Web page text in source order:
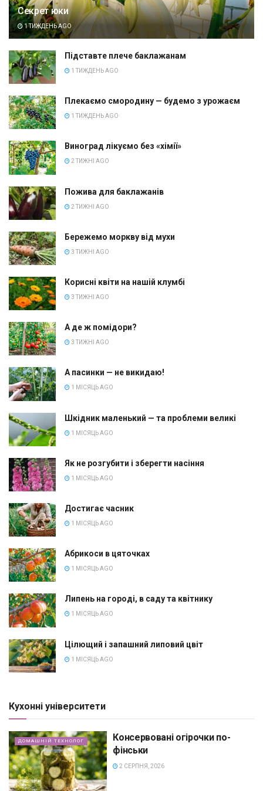
Секрет юки
1 ТИЖДЕНЬ AGO
Підставте плече баклажанам
1 ТИЖДЕНЬ AGO
Плекаємо смородину — будемо з урожаєм
1 ТИЖДЕНЬ AGO
Виноград лікуємо без «хімії»
2 ТИЖНІ AGO
Пожива для баклажанів
2 ТИЖНІ AGO
Бережемо моркву від мухи
3 ТИЖНІ AGO
Корисні квіти на нашій клумбі
3 ТИЖНІ AGO
А де ж помідори?
3 ТИЖНІ AGO
А пасинки — не викидаю!
1 МІСЯЦЬ AGO
Шкідник маленький — та проблеми великі
1 МІСЯЦЬ AGO
Як не розгубити і зберегти насіння
1 МІСЯЦЬ AGO
Достигає часник
1 МІСЯЦЬ AGO
Абрикоси в цяточках
1 МІСЯЦЬ AGO
Липень на городі, в саду та квітнику
1 МІСЯЦЬ AGO
Цілющий і запашний липовий цвіт
1 МІСЯЦЬ AGO
Кухонні університети
ДОМАШНІЙ ТЕХНОЛОГ
Консервовані огірочки по-
фінськи
2 СЕРПНЯ, 2026